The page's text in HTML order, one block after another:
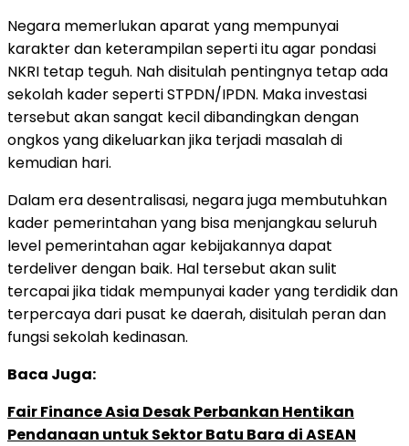
Negara memerlukan aparat yang mempunyai
karakter dan keterampilan seperti itu agar pondasi
NKRI tetap teguh. Nah disitulah pentingnya tetap ada
sekolah kader seperti STPDN/IPDN. Maka investasi
tersebut akan sangat kecil dibandingkan dengan
ongkos yang dikeluarkan jika terjadi masalah di
kemudian hari.
Dalam era desentralisasi, negara juga membutuhkan
kader pemerintahan yang bisa menjangkau seluruh
level pemerintahan agar kebijakannya dapat
terdeliver dengan baik. Hal tersebut akan sulit
tercapai jika tidak mempunyai kader yang terdidik dan
terpercaya dari pusat ke daerah, disitulah peran dan
fungsi sekolah kedinasan.
Baca Juga:
Fair Finance Asia Desak Perbankan Hentikan
Pendanaan untuk Sektor Batu Bara di ASEAN